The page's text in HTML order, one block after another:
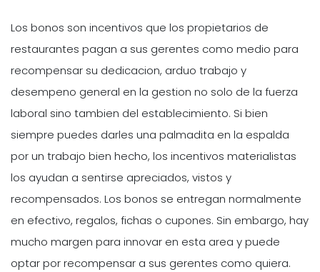
Los bonos son incentivos que los propietarios de
restaurantes pagan a sus gerentes como medio para
recompensar su dedicacion, arduo trabajo y
desempeno general en la gestion no solo de la fuerza
laboral sino tambien del establecimiento. Si bien
siempre puedes darles una palmadita en la espalda
por un trabajo bien hecho, los incentivos materialistas
los ayudan a sentirse apreciados, vistos y
recompensados. Los bonos se entregan normalmente
en efectivo, regalos, fichas o cupones. Sin embargo, hay
mucho margen para innovar en esta area y puede
optar por recompensar a sus gerentes como quiera.